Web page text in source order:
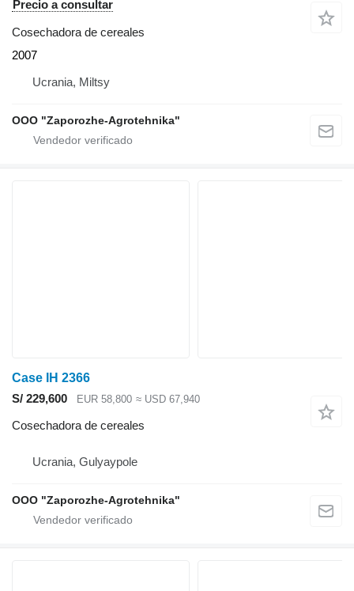
Precio a consultar
Cosechadora de cereales
2007
Ucrania, Miltsy
OOO "Zaporozhe-Agrotehnika"
Case IH 2366
S/ 229,600
EUR 58,800 ≈ USD 67,940
Cosechadora de cereales
Ucrania, Gulyaypole
OOO "Zaporozhe-Agrotehnika"